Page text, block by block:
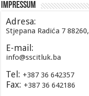
Impressum
Adresa:
Stjepana Radića 7
E-mail:
info@sscitluk.ba
Tel: +387 36 642357
Fax: +387 36 642186